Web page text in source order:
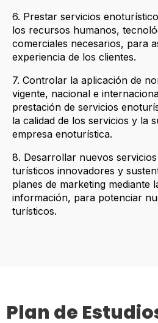
6. Prestar servicios
los recursos humanos,
comerciales necesarios, para
experiencia de los clientes.
7. Controlar la aplicación de
vigente, nacional e
prestación de servicios
la calidad de los servicios y la
empresa enoturística.
8. Desarrollar nuevos
turísticos innovadores y
planes de marketing mediante
información, para potenciar
turísticos.
Plan de